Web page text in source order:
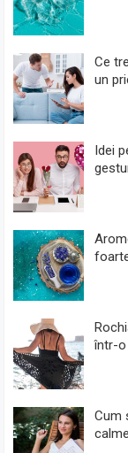
Ce
un
Idei
într-o
Cum
calme